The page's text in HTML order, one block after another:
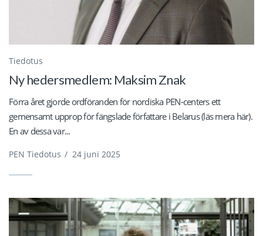
Tiedotus
Ny hedersmedlem: Maksim Znak
Förra året gjorde ordföranden för nordiska PEN-centers ett
gemensamt upprop för fängslade författare i Belarus (läs mera här).
En av dessa var...
PEN Tiedotus / 24 juni 2025